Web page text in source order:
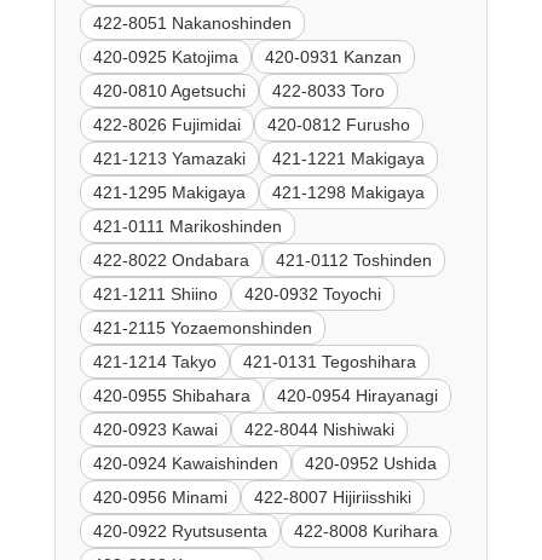
422-8051 Nakanoshinden
420-0925 Katojima
420-0931 Kanzan
420-0810 Agetsuchi
422-8033 Toro
422-8026 Fujimidai
420-0812 Furusho
421-1213 Yamazaki
421-1221 Makigaya
421-1295 Makigaya
421-1298 Makigaya
421-0111 Marikoshinden
422-8022 Ondabara
421-0112 Toshinden
421-1211 Shiino
420-0932 Toyochi
421-2115 Yozaemonshinden
421-1214 Takyo
421-0131 Tegoshihara
420-0955 Shibahara
420-0954 Hirayanagi
420-0923 Kawai
422-8044 Nishiwaki
420-0924 Kawaishinden
420-0952 Ushida
420-0956 Minami
422-8007 Hijiriisshiki
420-0922 Ryutsusenta
422-8008 Kurihara